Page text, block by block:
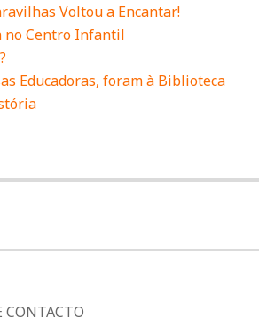
Voltou a Encantar!
no Centro Infantil
Educadoras, foram à Biblioteca
CONTACTO